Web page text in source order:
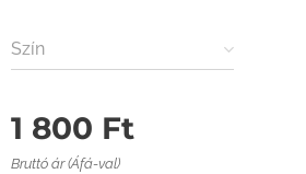
Szín
1 800 Ft
Bruttó ár (Áfá-val)